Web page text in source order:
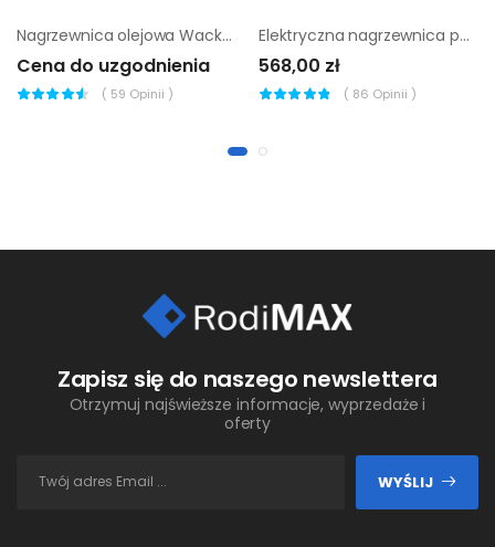
Nagrzewnica olejowa Wacker Neuson HI 35 D
Cena do uzgodnienia
( 59 Opinii )
Elektryczna nagrzewnica powietrza Trotec TDS 50
568,00 zł
( 86 Opinii )
Zapisz się do naszego newslettera
Otrzymuj najświeższe informacje, wyprzedaże i
oferty
WYŚLIJ